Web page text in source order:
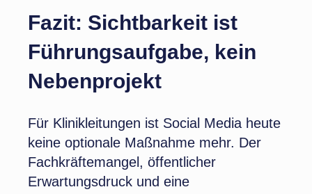
Fazit: Sichtbarkeit ist
Führungsaufgabe, kein
Nebenprojekt
Für Klinikleitungen ist Social Media heute
keine optionale Maßnahme mehr. Der
Fachkräftemangel, öffentlicher
Erwartungsdruck und eine